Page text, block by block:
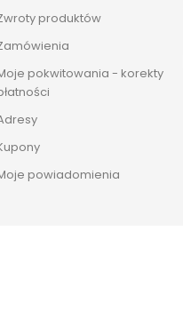
produktów
pokwitowania - korekty
powiadomienia